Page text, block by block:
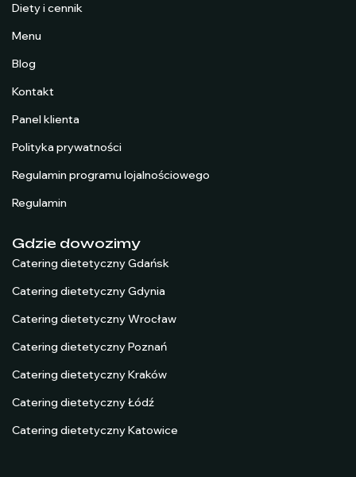
Diety i cennik
Menu
Blog
Kontakt
Panel klienta
Polityka prywatności
Regulamin programu lojalnościowego
Regulamin
Gdzie dowozimy
Catering dietetyczny Gdańsk
Catering dietetyczny Gdynia
Catering dietetyczny Wrocław
Catering dietetyczny Poznań
Catering dietetyczny Kraków
Catering dietetyczny Łódź
Catering dietetyczny Katowice